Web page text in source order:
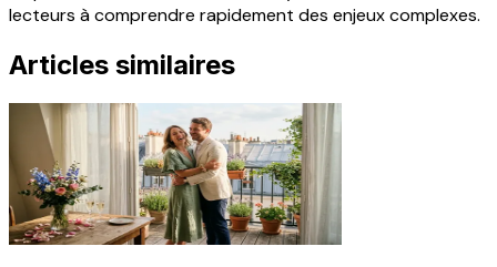
lecteurs à comprendre rapidement des enjeux complexes.
Articles similaires